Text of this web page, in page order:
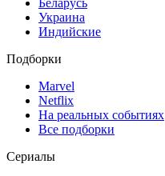
Беларусь
Украина
Индийские
Подборки
Marvel
Netflix
На реальных событиях
Все подборки
Сериалы